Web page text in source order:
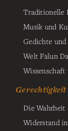
Traditionelle
Musik und
Gedichte und
Welt Falun
Wissenschaft
Gerechtigkeit
Die Wahrheit
Widerstand